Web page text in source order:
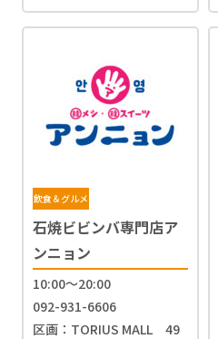
飲食＆グルメ
石焼ビビンバ専門店ア
ンニョン
10:00～20:00
092-931-6606
区画：TORIUS MALL 49